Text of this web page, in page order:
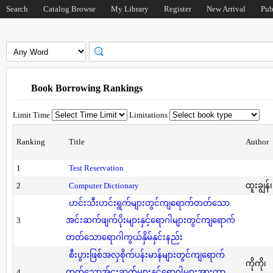
Search Catalog Browse My Library Register New Arrival
Book Borrowing Rankings
Limit Time Limitations
Ranking Title Author
1
Test Reservation
2
Computer Dictionary ထူးချွန်
3
ဟင်းသီးဟင်းရွက်များတွင်ကျရောက်တတ်သော
အင်းဆက်ဖျက်ပိုးများနှင့်ရောဂါများတွင်ကျရောက်
တတ်သောရောဂါကွယ်နှိမ်နှင်းနည်း
စီးပွားဖြစ်အလှစိုက်ပန်းမာန်များတွင်ကျရောက်
ကိုကို၊